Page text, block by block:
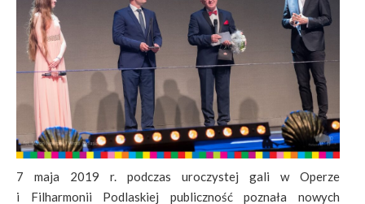
7 maja 2019 r. podczas uroczystej gali w Operze
i Filharmonii Podlaskiej publiczność poznała nowych